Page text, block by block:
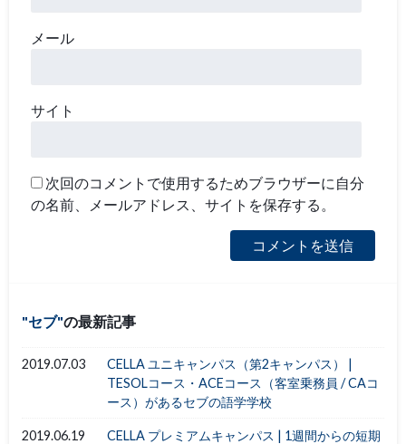
メール
サイト
次回のコメントで使用するためブラウザーに自分
の名前、メールアドレス、サイトを保存する。
セブ の最新記事
2019.07.03
CELLA ユニキャンパス（第2キャンパス） |
TESOLコース・ACEコース（客室乗務員 / CAコ
ース）があるセブの語学学校
2019.06.19
CELLA プレミアムキャンパス | 1週間からの短期